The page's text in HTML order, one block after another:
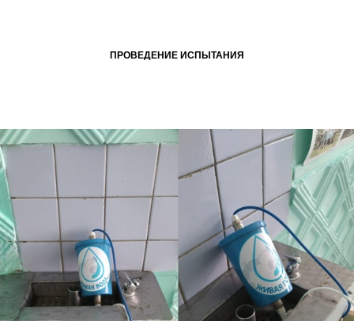
ПРОВЕДЕНИЕ ИСПЫТАНИЯ